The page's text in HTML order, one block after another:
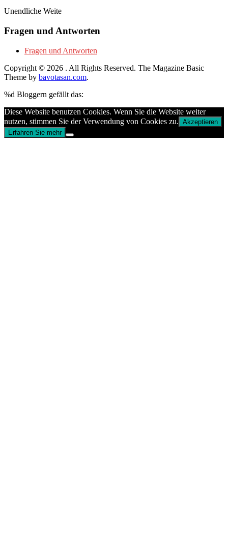
Unendliche Weite
Fragen und Antworten
Fragen und Antworten
Copyright © 2026 . All Rights Reserved. The Magazine Basic
Theme by bavotasan.com.
%d Bloggern gefällt das:
Diese Website benutzen Cookies. Wenn Sie die Website weiter
nutzen, stimmen Sie der Verwendung von Cookies zu. Akzeptieren
Erfahren Sie mehr